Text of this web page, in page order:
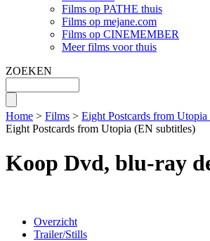
Films op PATHE thuis
Films op mejane.com
Films op CINEMEMBER
Meer films voor thuis
ZOEKEN
Home > Films > Eight Postcards from
Eight Postcards from Utopia (EN subtitles)
Koop Dvd, blu-ray
Overzicht
Trailer/Stills